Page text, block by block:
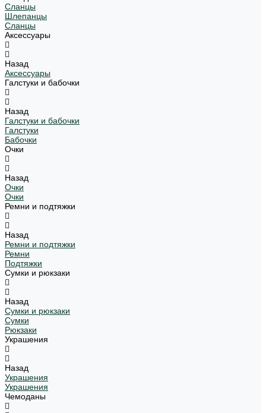
Сланцы
Шлепанцы
Сланцы
Аксессуары
Назад
Аксессуары
Галстуки и бабочки
Назад
Галстуки и бабочки
Галстуки
Бабочки
Очки
Назад
Очки
Очки
Ремни и подтяжки
Назад
Ремни и подтяжки
Ремни
Подтяжки
Сумки и рюкзаки
Назад
Сумки и рюкзаки
Сумки
Рюкзаки
Украшения
Назад
Украшения
Украшения
Чемоданы